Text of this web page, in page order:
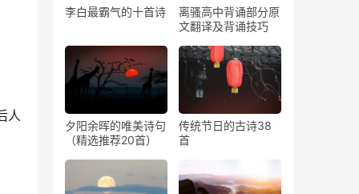
人
李白最霸气的十首诗
离骚高中背诵部分原
文翻译及背诵技巧
夕阳余晖的唯美诗句
（精选推荐20首）
传统节日的古诗38
首